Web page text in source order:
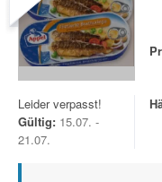
Leider verpasst!
Gültig: 15.07. -
21.07.